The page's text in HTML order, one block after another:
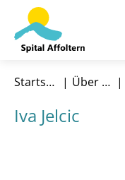
Startseite Über uns
Iva Jelcic